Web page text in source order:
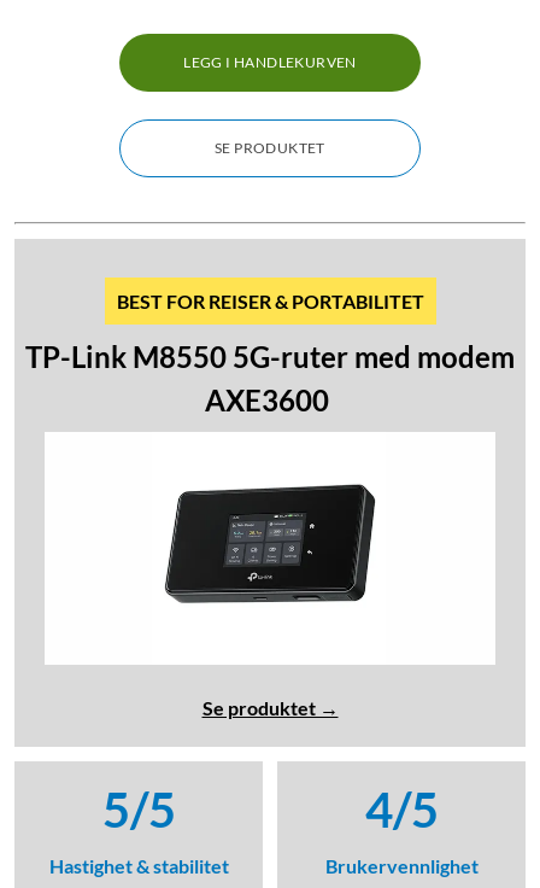
LEGG I HANDLEKURVEN
SE PRODUKTET
BEST FOR REISER & PORTABILITET
TP-Link M8550 5G-ruter med modem
AXE3600
Se produktet →
5/5
Hastighet & stabilitet
4/5
Brukervennlighet